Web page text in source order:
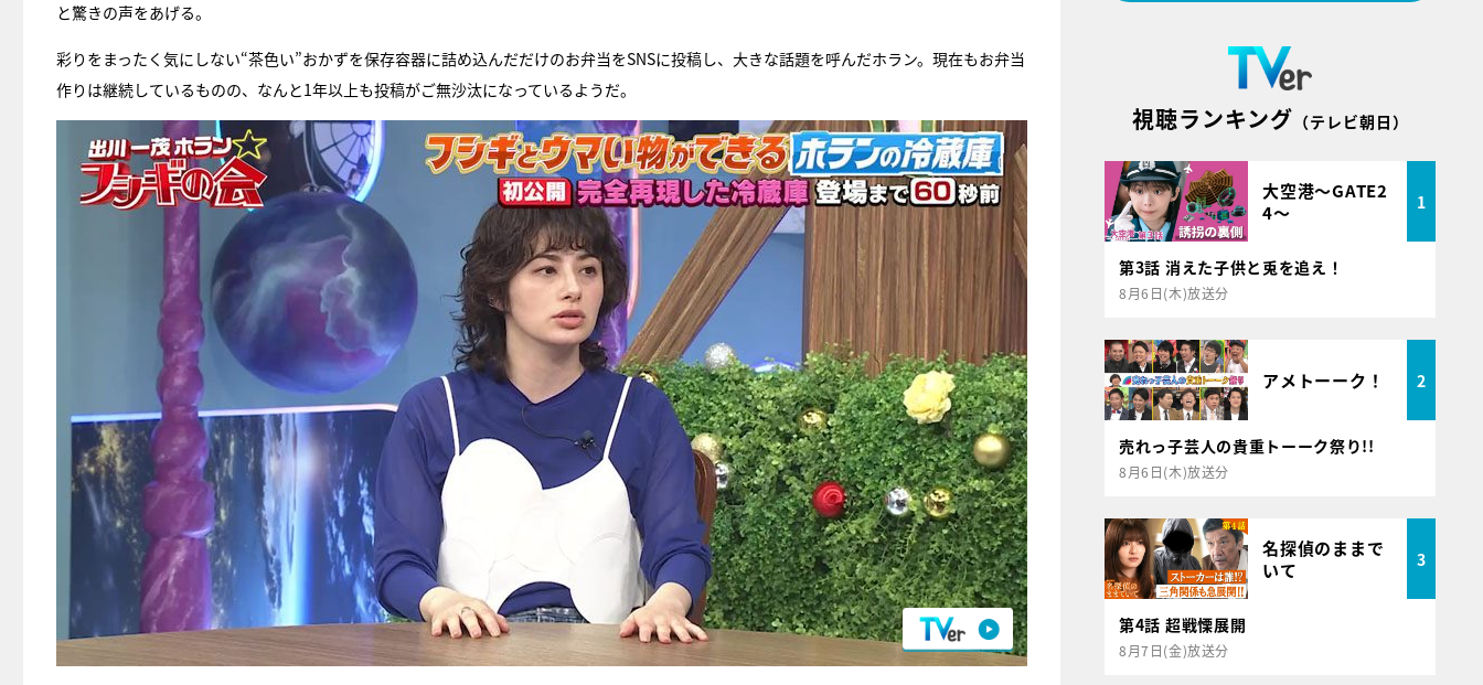
と驚きの声をあげる。
彩りをまったく気にしない“茶色い”おかずを保存容器に詰め込んだだけのお弁当をSNSに投稿し、大きな話題を呼んだホラン。現在もお弁当
作りは継続しているものの、なんと1年以上も投稿がご無沙汰になっているようだ。
視聴ランキング （テレビ朝日）
大空港～GATE2
4～
1
第3話 消えた子供と兎を追え！
8月6日(木)放送分
アメトーーク！ 2
売れっ子芸人の貴重トーーク祭り!!
8月6日(木)放送分
名探偵のままで
いて
3
第4話 超戦慄展開
8月7日(金)放送分